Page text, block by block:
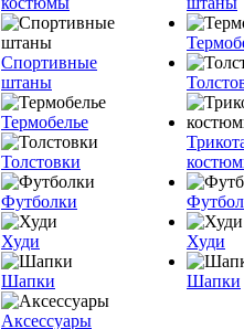
Спортивные
штаны
Термобелье
Толстовки
Футболки
Худи
Шапки
Аксессуары
Худи
Шапки